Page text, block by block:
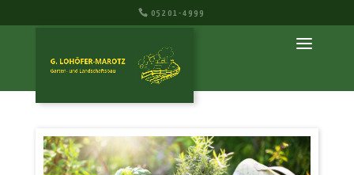
05201-4999